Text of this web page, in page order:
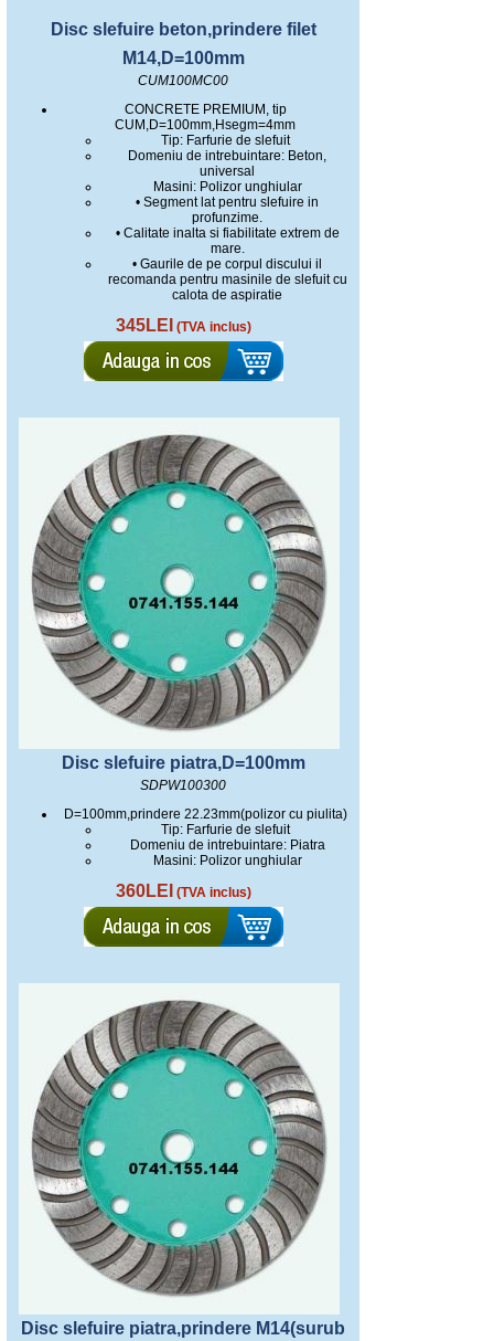
Disc slefuire beton,prindere filet
M14,D=100mm
CUM100MC00
CONCRETE PREMIUM, tip
CUM,D=100mm,Hsegm=4mm
Tip: Farfurie de slefuit
Domeniu de intrebuintare: Beton,
universal
Masini: Polizor unghiular
• Segment lat pentru slefuire in
profunzime.
• Calitate inalta si fiabilitate extrem de
mare.
• Gaurile de pe corpul discului il
recomanda pentru masinile de slefuit cu
calota de aspiratie
345LEI (TVA inclus)
Disc slefuire piatra,D=100mm
SDPW100300
D=100mm,prindere 22.23mm(polizor cu piulita)
Tip: Farfurie de slefuit
Domeniu de intrebuintare: Piatra
Masini: Polizor unghiular
360LEI (TVA inclus)
Disc slefuire piatra,prindere M14(surub